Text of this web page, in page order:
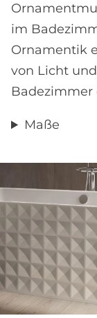
im
Ornamentik
von Licht
Badezimmer
Maße